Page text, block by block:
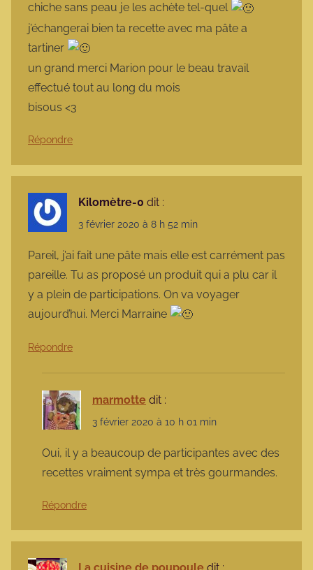
chiche sans peau je les achète tel-quel
j’échangerai bien ta recette avec ma pâte a
tartiner
un grand merci Marion pour le beau travail
effectué tout au long du mois
bisous <3
Répondre
Kilomètre-0 dit :
3 février 2020 à 8 h 52 min
Pareil, j’ai fait une pâte mais elle est carrément pas
pareille. Tu as proposé un produit qui a plu car il
y a plein de participations. On va voyager
aujourd’hui. Merci Marraine
Répondre
marmotte dit :
3 février 2020 à 10 h 01 min
Oui, il y a beaucoup de participantes avec des
recettes vraiment sympa et très gourmandes.
Répondre